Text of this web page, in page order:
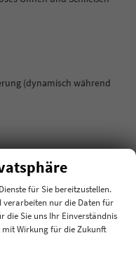
(dynamisch während
spezielles Design
Abdeckungen
für Sie bereitzustellen.
verarbeiten nur die Daten für
die Sie uns Ihr Einverständnis
mit Wirkung für die Zukunft